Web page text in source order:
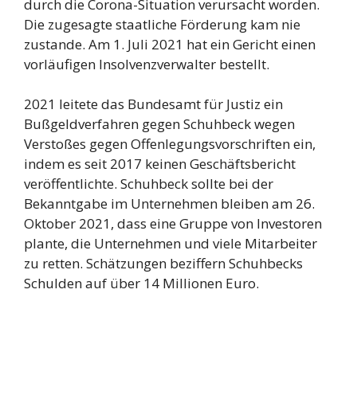
durch die Corona-Situation verursacht worden.
Die zugesagte staatliche Förderung kam nie
zustande. Am 1. Juli 2021 hat ein Gericht einen
vorläufigen Insolvenzverwalter bestellt.
2021 leitete das Bundesamt für Justiz ein
Bußgeldverfahren gegen Schuhbeck wegen
Verstoßes gegen Offenlegungsvorschriften ein,
indem es seit 2017 keinen Geschäftsbericht
veröffentlichte. Schuhbeck sollte bei der
Bekanntgabe im Unternehmen bleiben am 26.
Oktober 2021, dass eine Gruppe von Investoren
plante, die Unternehmen und viele Mitarbeiter
zu retten. Schätzungen beziffern Schuhbecks
Schulden auf über 14 Millionen Euro.